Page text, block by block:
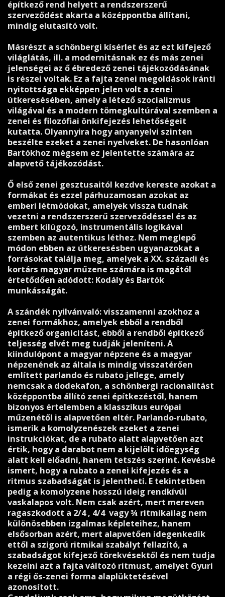
építkező rend helyett a rendszerszerű
szerveződést akarta a középpontba állítani,
mindig elutasító volt.
Másrészt a schönbergi kísérlet és az ezt kifejező
világlátás, ill. a modernitásnak ez és más zenei
jelenségei az ő ébredező zenei tájékozódásának
is részei voltak. Ez a fajta zenei megoldások iránti
nyitottsága ekképpen jelen volt a zenei
útkeresésében, amely a létező szocializmus
világával és a modern tömegkultúrával szemben a
zenei és filozófiai önkifejezés lehetőségeit
kutatta. Olyannyira hogy anyanyelvi szinten
beszélte ezeket a zenei nyelveket. De hasonlóan
Bartókhoz mégsem ez jelentette számára az
alapvető tájékozódást.
Ő első zenei gesztusaitól kezdve kereste azokat a
formákat és ezzel párhuzamosan azokat az
emberi létmódokat, amelyek vissza tudnak
vezetni a rendszerszerű szerveződéssel és az
embert kilúgozó, instrumentális logikával
szemben az autentikus léthez. Nem meglepő
módon ebben az útkeresésben ugyanazokat a
forrásokat találja meg, amelyek a XX. századi és
kortárs magyar műzene számára is magától
értetődően adódott: Kodály és Bartók
munkásságát.
A szándék nyilvánvaló: visszamenni azokhoz a
zenei formákhoz, amelyek ebből a rendből
építkező organicitást, ebből a rendből építkező
teljesség elvét meg tudják jeleníteni. A
kiindulópont a magyar népzene és a magyar
népzenének az általa is mindig visszatérően
említett parlando és rubato jellege, amely
nemcsak a dodekafon, a schönbergi racionalitást
középpontba állító zenei építkezéstől, hanem
bizonyos értelemben a klasszikus európai
műzenétől is alapvetően eltér. Parlando-rubato,
ismerik a komolyzenészek ezeket a zenei
instrukciókat, de a rubato alatt alapvetően azt
értik, hogy a darabot nem a kijelölt időegység
alatt kell előadni, hanem tetszés szerint. Kevésbé
ismert, hogy a rubato a zenei kifejezés és a
ritmus szabadságát is jelentheti. E tekintetben
pedig a komolyzene hosszú ideig rendkívül
vaskalapos volt. Nem csak azért, mert mereven
ragaszkodott a 2/4 , 4/4 vagy ¾ ritmikailag nem
különösebben izgalmas képleteihez, hanem
elsősorban azért, mert alapvetően idegenkedik
ettől a szigorú ritmikai szabályt fellazító, a
szabadságot kifejező törekvésektől és nem tudja
kezelni azt a fajta változó ritmust, amelyet Gyuri
a régi ős-zenei forma alaplüktetésével
azonosított.